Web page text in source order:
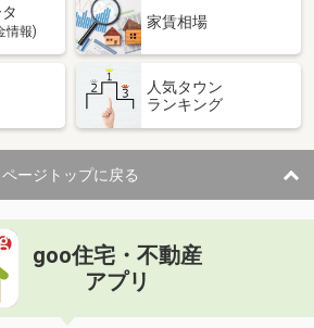
情報)
家賃相場
人気タウン
ランキング
ページトップに戻る
goo住宅・不動産
アプリ